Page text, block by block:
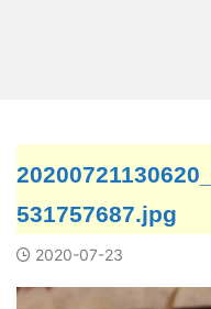
531757687.jpg
2020-07-23